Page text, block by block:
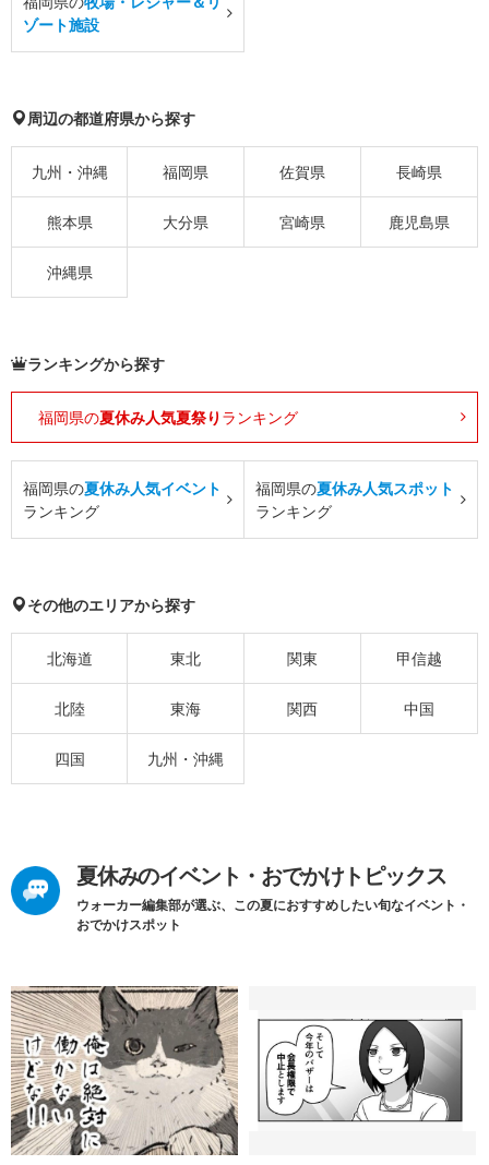
ゾート施設
周辺の都道府県から探す
九州・沖縄 福岡県 佐賀県 長崎県
熊本県 大分県 宮崎県 鹿児島県
沖縄県
ランキングから探す
福岡県の夏休み人気夏祭り ランキング
福岡県の夏休み人気イベント
ランキング
福岡県の夏休み人気スポット
ランキング
その他のエリアから探す
北海道 東北 関東 甲信越
北陸 東海 関西 中国
四国 九州・沖縄
夏休みのイベント・おでかけトピックス
ウォーカー編集部が選ぶ、この夏におすすめしたい旬なイベント・
おでかけスポット